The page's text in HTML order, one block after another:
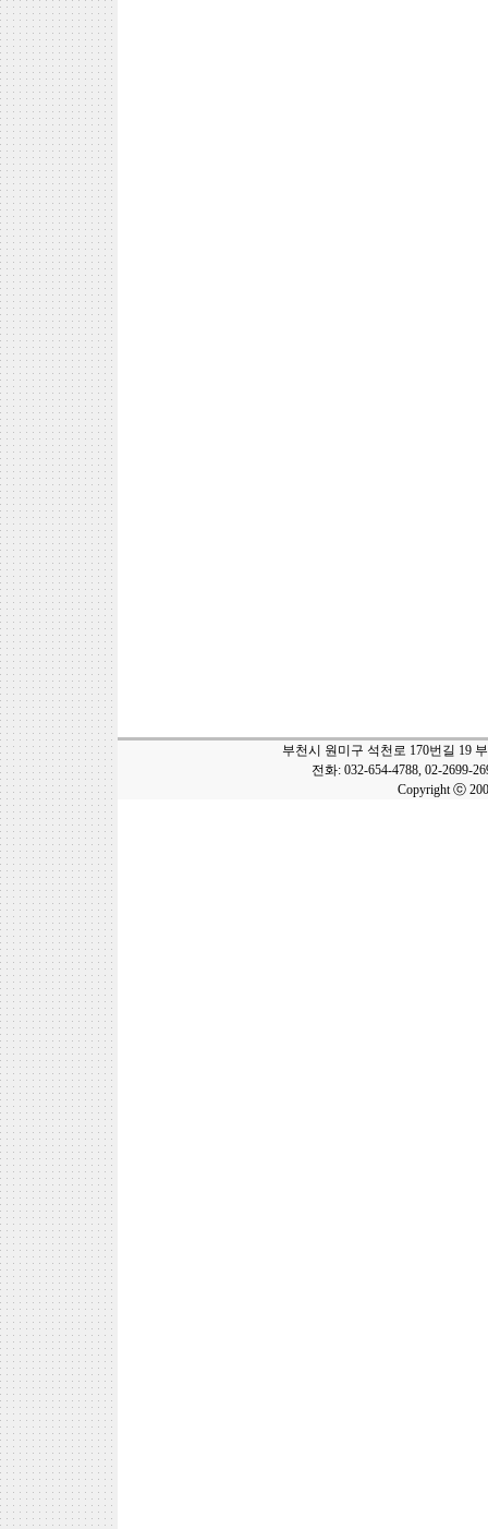
부천시 원미구 석천로 170번길 19
전화: 032-654-4788, 02-2699-
Copyright ⓒ